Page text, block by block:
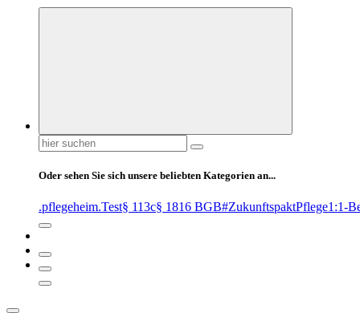
Suchen
nach:
Oder sehen Sie sich unsere beliebten Kategorien an...
.pflegeheim.Test§ 113c§ 1816 BGB#ZukunftspaktPflege1:1-